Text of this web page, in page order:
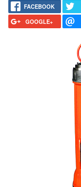
FACEBOOK
GOOGLE+